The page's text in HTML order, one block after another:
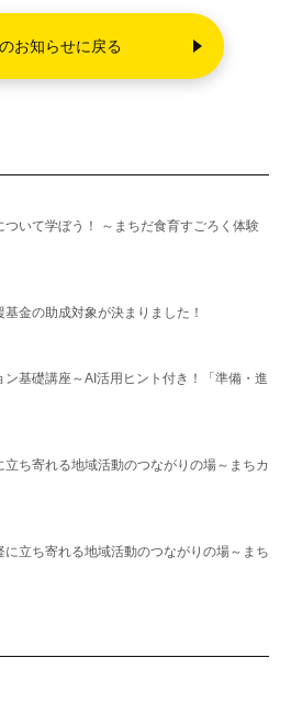
お知らせに戻る
ついて学ぼう！ ～まちだ食育すごろく体験
基金の助成対象が決まりました！
ン基礎講座～AI活用ヒント付き！「準備・進
立ち寄れる地域活動のつながりの場～まちカ
立ち寄れる地域活動のつながりの場～まち